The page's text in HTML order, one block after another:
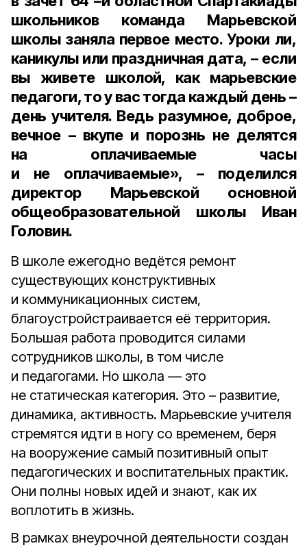
школьников команда Марьевской
школы заняла первое место. Уроки ли,
каникулы или праздничная дата, – если
вы живете школой, как марьевские
педагоги, то у вас тогда каждый день –
день учителя. Ведь разумное, доброе,
вечное – вкупе и порознь не делятся
на оплачиваемые часы
и не оплачиваемые», – поделился
директор Марьевской основной
общеобразовательной школы Иван
Головин.
В школе ежегодно ведётся ремонт
существующих конструктивных
и коммуникационных систем,
благоустройстраивается её территория.
Большая работа проводится силами
сотрудников школы, в том числе
и педагогами. Но школа — это
не статическая категория. Это – развитие,
динамика, активность. Марьевские учителя
стремятся идти в ногу со временем, беря
на вооружение самый позитивный опыт
педагогических и воспитательных практик.
Они полны новых идей и знают, как их
воплотить в жизнь.
В рамках внеурочной деятельности создан